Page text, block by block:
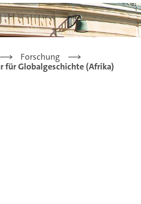
Forschung
für Globalgeschichte (Afrika)